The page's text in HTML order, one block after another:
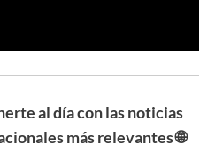
al día con las noticias
más relevantes 🌐